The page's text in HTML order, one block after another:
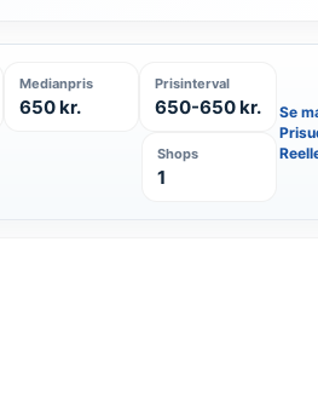
Medianpris
650 kr.
Prisinterval
650-650 kr.
Shops
1
Se